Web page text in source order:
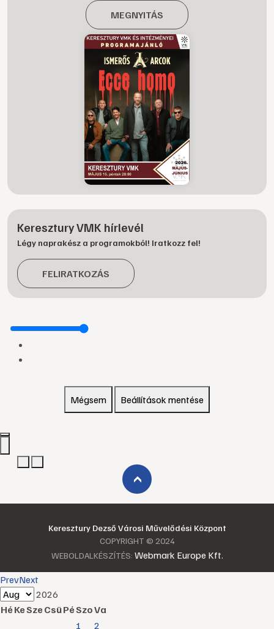
MEGNYITÁS
Keresztury VMK hírlevél
Légy naprakész a programokból! Iratkozz fel!
FELIRATKOZÁS
Mégsem Beállítások mentése
›
Keresztury Dezső Városi Művelődési Központ
COPYRIGHT © 2024
WEBOLDALKÉSZÍTÉS: Webmark Europe Kft.
PrevNext
2026
HéKeSzeCsüPéSzoVa
1
2